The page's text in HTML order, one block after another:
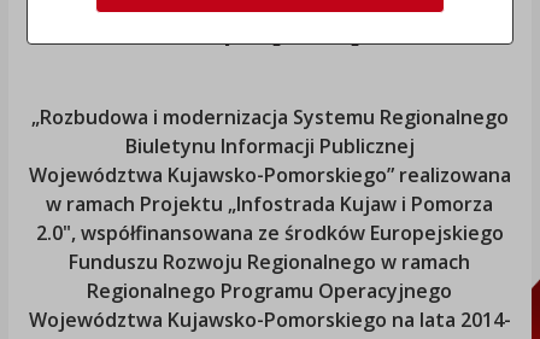
„Rozbudowa i modernizacja Systemu Regionalnego
Biuletynu Informacji Publicznej
Województwa Kujawsko-Pomorskiego” realizowana
w ramach Projektu „Infostrada Kujaw i Pomorza
2.0", współfinansowana ze środków Europejskiego
Funduszu Rozwoju Regionalnego w ramach
Regionalnego Programu Operacyjnego
Województwa Kujawsko-Pomorskiego na lata 2014-